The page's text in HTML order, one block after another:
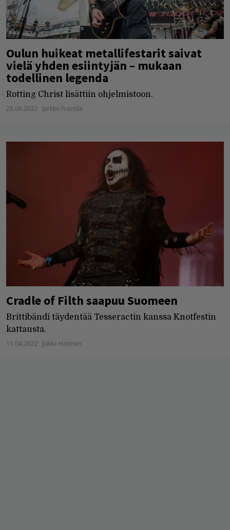
Oulun huikeat metallifestarit saivat
vielä yhden esiintyjän – mukaan
todellinen legenda
Rotting Christ lisättiin ohjelmistoon.
28.06.2022 Jarkko Fräntilä
Cradle of Filth saapuu Suomeen
Brittibändi täydentää Tesseractin kanssa Knotfestin
kattausta.
11.04.2022 Jukka Hätinen